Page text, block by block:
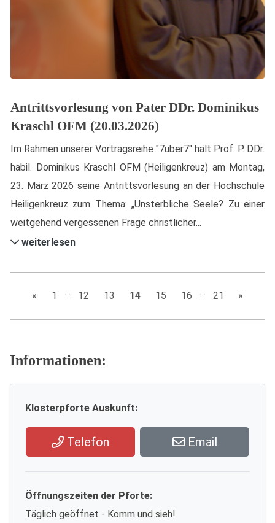
Antrittsvorlesung von Pater DDr. Dominikus
Kraschl OFM (20.03.2026)
Im Rahmen unserer Vortragsreihe "7über7" hält Prof. P. DDr.
habil. Dominikus Kraschl OFM (Heiligenkreuz) am Montag,
23. März 2026 seine Antrittsvorlesung an der Hochschule
Heiligenkreuz zum Thema: „Unsterbliche Seele? Zu einer
weitgehend vergessenen Frage christlicher...
weiterlesen
« 1 … 12 13 14 15 16 … 21 »
Informationen:
Klosterpforte Auskunft:
Telefon Email
Öffnungszeiten der Pforte:
Täglich geöffnet - Komm und sieh!